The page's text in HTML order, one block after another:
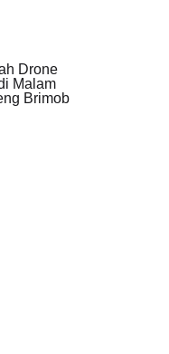
Drone
Malam
Brimob